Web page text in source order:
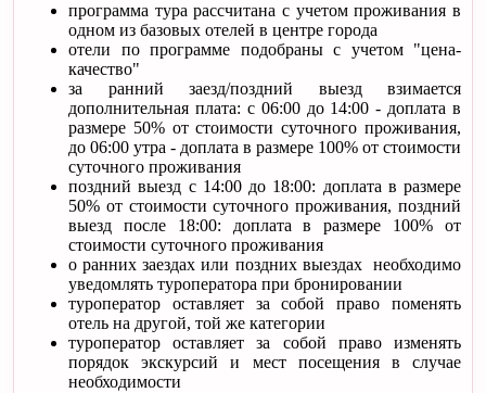
программа тура рассчитана с учетом проживания в
одном из базовых отелей в центре города
отели по программе подобраны с учетом "цена-
качество"
за ранний заезд/поздний выезд взимается
дополнительная плата: с 06:00 до 14:00 - доплата в
размере 50% от стоимости суточного проживания,
до 06:00 утра - доплата в размере 100% от стоимости
суточного проживания
поздний выезд с 14:00 до 18:00: доплата в размере
50% от стоимости суточного проживания, поздний
выезд после 18:00: доплата в размере 100% от
стоимости суточного проживания
о ранних заездах или поздних выездах необходимо
уведомлять туроператора при бронировании
туроператор оставляет за собой право поменять
отель на другой, той же категории
туроператор оставляет за собой право изменять
порядок экскурсий и мест посещения в случае
необходимости